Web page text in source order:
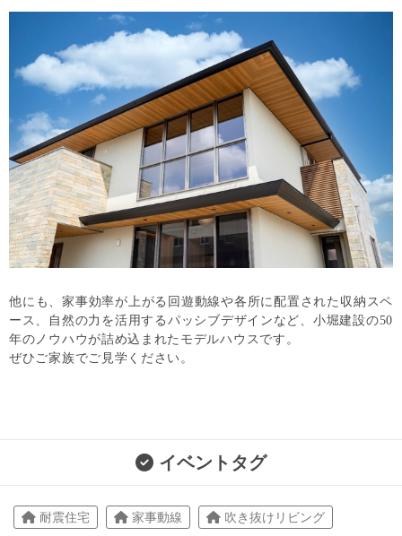
他にも、家事効率が上がる回遊動線や各所に配置された収納スペ
ース、自然の力を活用するパッシブデザインなど、小堀建設の50
年のノウハウが詰め込まれたモデルハウスです。
ぜひご家族でご見学ください。
イベントタグ
耐震住宅 家事動線 吹き抜けリビング